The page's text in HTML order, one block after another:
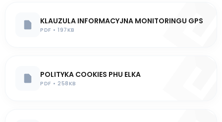
KLAUZULA INFORMACYJNA MONITORINGU GPS
PDF • 197KB
POLITYKA COOKIES PHU ELKA
PDF • 258KB